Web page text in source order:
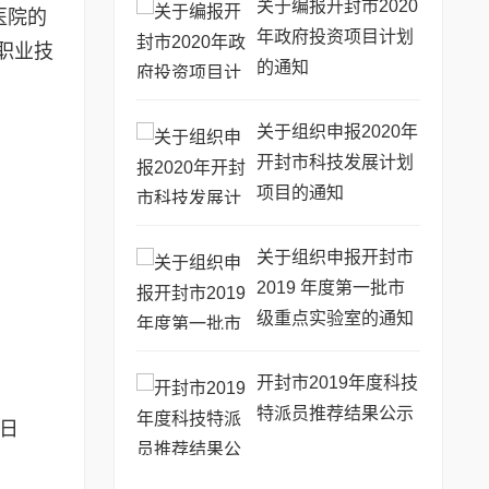
院的
业技
日
关于编报开封市2020
年政府投资项目计划
的通知
关于组织申报2020年
开封市科技发展计划
项目的通知
关于组织申报开封市
2019 年度第一批市
级重点实验室的通知
开封市2019年度科技
特派员推荐结果公示